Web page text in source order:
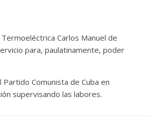
Carlos Manuel de
para, paulatinamente, poder
Comunista de Cuba en
supervisando las labores.